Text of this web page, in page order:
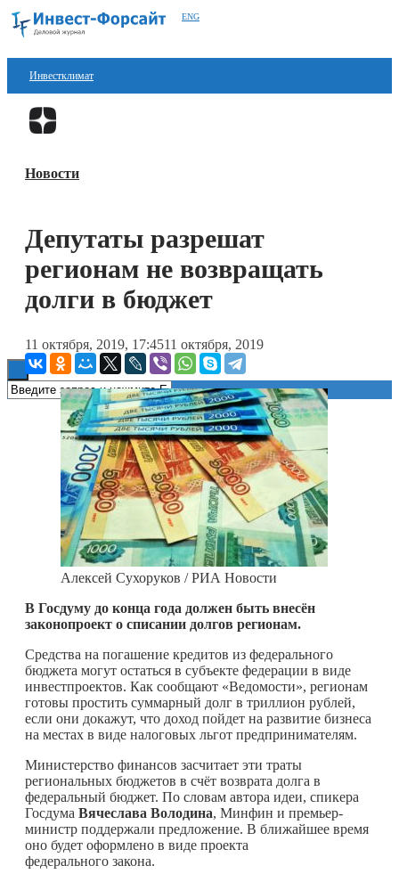
ENG
Инвестклимат
Финансы
Блокчейн
Технологии
Новости
Депутаты разрешат
регионам не возвращать
долги в бюджет
11 октября, 2019, 17:4511 октября, 2019
Алексей Сухоруков / РИА Новости
В Госдуму до конца года должен быть внесён
законопроект о списании долгов регионам.
Средства на погашение кредитов из федерального
бюджета могут остаться в субъекте федерации в виде
инвестпроектов. Как сообщают «Ведомости», регионам
готовы простить суммарный долг в триллион рублей,
если они докажут, что доход пойдет на развитие бизнеса
на местах в виде налоговых льгот предпринимателям.
Министерство финансов засчитает эти траты
региональных бюджетов в счёт возврата долга в
федеральный бюджет. По словам автора идеи, спикера
Госдума Вячеслава Володина, Минфин и премьер-
министр поддержали предложение. В ближайшее время
оно будет оформлено в виде проекта
федерального закона.